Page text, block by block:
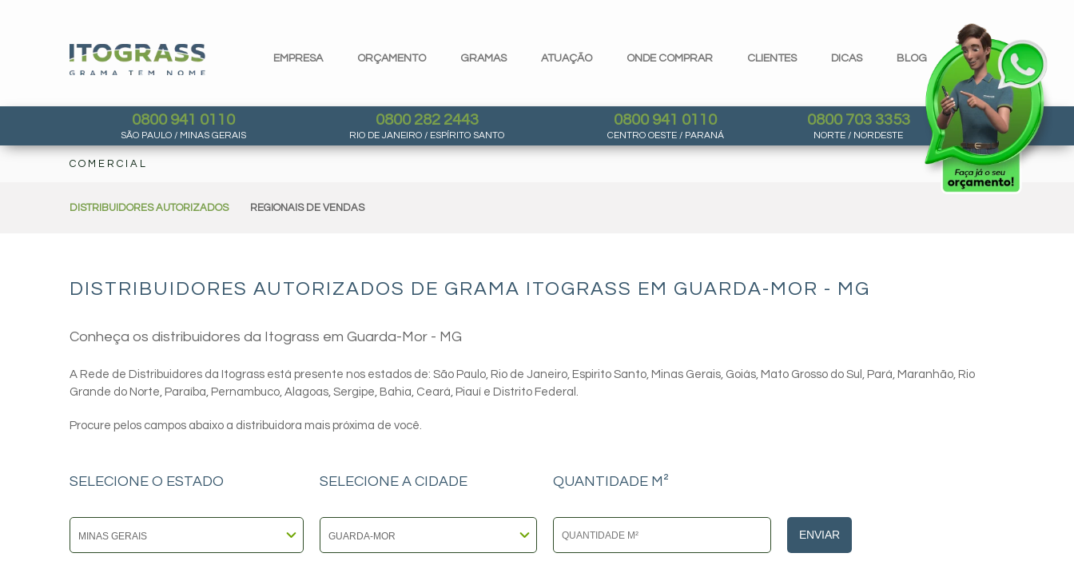
EMPRESA ORÇAMENTO GRAMAS ATUAÇÃO ONDE COMPRAR CLIENTES DICAS BLOG
0800 941 0110
SÃO PAULO / MINAS GERAIS
0800 282 2443
RIO DE JANEIRO / ESPÍRITO SANTO
0800 941 0110
CENTRO OESTE / PARANÁ
0800 703 3353
NORTE / NORDESTE
COMERCIAL
DISTRIBUIDORES AUTORIZADOS REGIONAIS DE VENDAS
DISTRIBUIDORES AUTORIZADOS DE GRAMA ITOGRASS EM GUARDA-MOR - MG
Conheça os distribuidores da Itograss em Guarda-Mor - MG
A Rede de Distribuidores da Itograss está presente nos estados de: São Paulo, Rio de Janeiro, Espirito Santo, Minas Gerais, Goiás, Mato Grosso do Sul, Pará, Maranhão, Rio
Grande do Norte, Paraíba, Pernambuco, Alagoas, Sergipe, Bahia, Ceará, Piauí e Distrito Federal.
Procure pelos campos abaixo a distribuidora mais próxima de você.
SELECIONE O ESTADO SELECIONE A CIDADE QUANTIDADE M²
ENVIAR